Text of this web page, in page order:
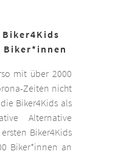
Biker4Kids
Biker*innen
mit über 2000
Zeiten nicht
Biker4Kids als
Alternative
Biker4Kids
Biker*innen an